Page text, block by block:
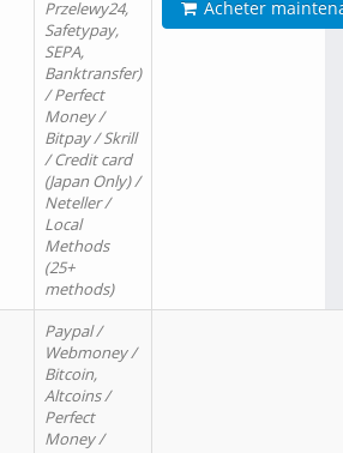
Przelewy24,
Safetypay,
SEPA,
Banktransfer)
/ Perfect
Money /
Bitpay / Skrill
/ Credit card
(Japan Only) /
Neteller /
Local
Methods
(25+
methods)
Acheter
Paypal /
Webmoney /
Bitcoin,
Altcoins /
Perfect
Money /